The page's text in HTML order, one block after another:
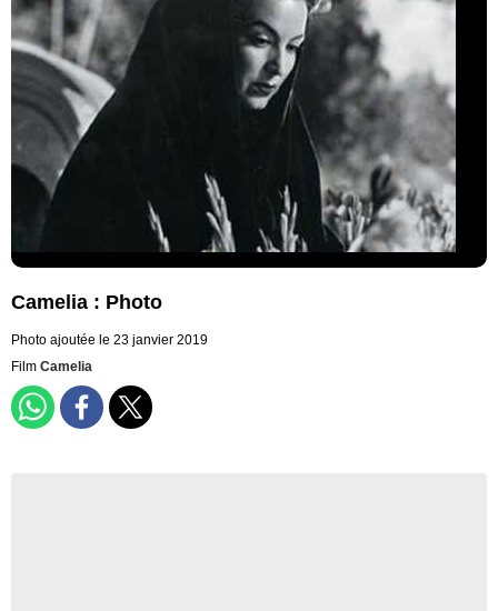
Camelia : Photo
Photo ajoutée le 23 janvier 2019
Film Camelia